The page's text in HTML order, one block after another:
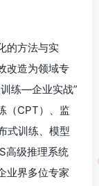
的方法与实
改造为领域专
练—企业实战”
（CPT）、监
式训练、模型
高级推理系统
业界多位专家